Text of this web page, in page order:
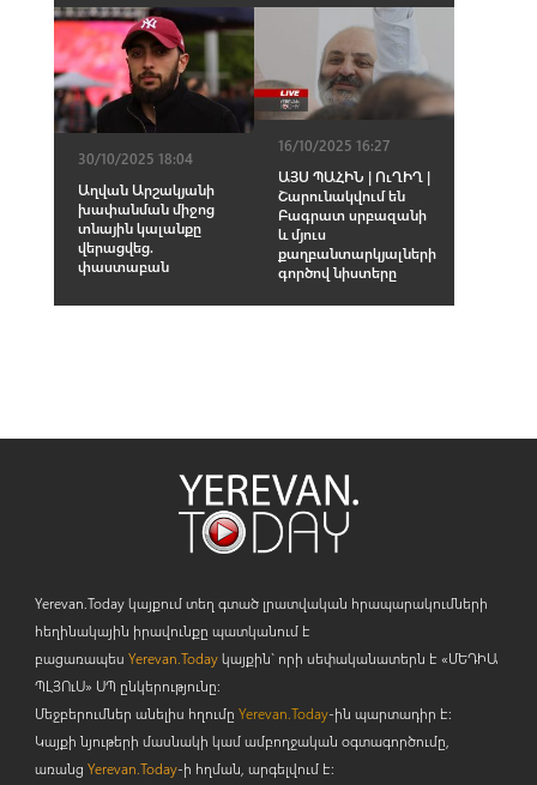
30/10/2025 18:04
Աղվան Արշակյանի
խափանման միջոց
տնային կալանքը
վերացվեց.
փաստաբան
16/10/2025 16:27
ԱՅՍ ՊԱՀԻՆ | ՈւՂԻՂ |
Շարունակվում են
Բագրատ սրբազանի
և մյուս
քաղբանտարկյալների
գործով նիստերը
Yerevan.Today կայքում տեղ գտած լրատվական հրապարակումների
հեղինակային իրավունքը պատկանում է
բացառապես Yerevan.Todayկայքին` որի սեփականատերն է «ՄԵԴԻԱ
ՊԼՅՈւՍ» ՍՊ ընկերությունը։
Մեջբերումներ անելիս հղումը Yerevan.Today-ին պարտադիր է:
Կայքի նյութերի մասնակի կամ ամբողջական օգտագործումը,
առանց Yerevan.Today-ի հղման, արգելվում է: